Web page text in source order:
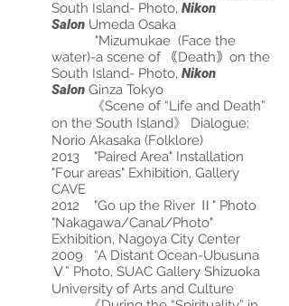
South Island- Photo, Nikon
Salon Umeda Osaka
"Mizumukae (Face the
water)-a scene of ｟Death｠on the
South Island- Photo, Nikon
Salon Ginza Tokyo
《Scene of “Life and Death”
on the South Island》 Dialogue:
Norio Akasaka (Folklore)
2013 "Paired Area" Installation
"Four areas" Exhibition, Gallery
CAVE
2012 "Go up the River Ⅱ" Photo
"Nakagawa/Canal/Photo"
Exhibition, Nagoya City Center
2009 “A Distant Ocean-Ubusuna
Ⅴ” Photo, SUAC Gallery Shizuoka
University of Arts and Culture